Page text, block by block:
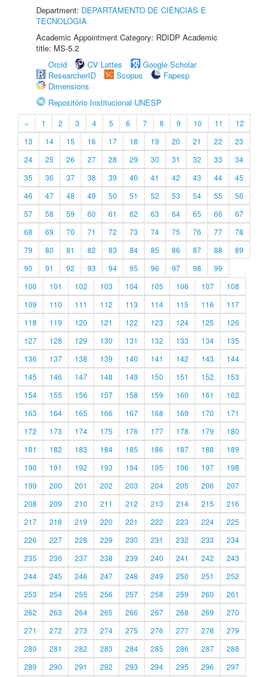
Department: DEPARTAMENTO DE CIÊNCIAS E
TECNOLOGIA
Academic Appointment Category: RDIDP Academic
title: MS-5.2
Orcid
CV Lattes
Google Scholar
ResearcherID
Scopus
Fapesp
Dimensions
Repositório Institucional UNESP
« 1 2 3 4 5 6 7 8 9 10 11
12
13
14 15 16 17 18 19 20 21 22
23
24
25 26 27 28 29 30 31 32 33
34
35
36 37 38 39 40 41 42 43 44
45
46
47 48 49 50 51 52 53 54 55
56
57
58 59 60 61 62 63 64 65 66
67
68
69 70 71 72 73 74 75 76 77
78
79
80 81 82 83 84 85 86 87 88
89
90
91 92 93 94 95 96 97 98
99
100
101 102 103 104 105 106 107
108
109
110 111 112 113 114 115 116
117
118
119 120 121 122 123 124 125
126
127
128 129 130 131 132 133 134
135
136
137 138 139 140 141 142 143
144
145
146 147 148 149 150 151 152
153
154
155 156 157 158 159 160 161
162
163
164 165 166 167 168 169 170
171
172
173 174 175 176 177 178 179
180
181
182 183 184 185 186 187 188
189
190
191 192 193 194 195 196 197
198
199
200 201 202 203 204 205 206
207
208
209 210 211 212 213 214 215
216
217
218 219 220 221 222 223 224
225
226
227 228 229 230 231 232 233
234
235
236 237 238 239 240 241 242
243
244
245 246 247 248 249 250 251
252
253
254 255 256 257 258 259 260
261
262
263 264 265 266 267 268 269
270
271
272 273 274 275 276 277 278
279
280
281 282 283 284 285 286 287
288
289
290 291 292 293 294 295 296 297